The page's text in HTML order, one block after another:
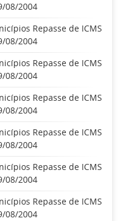
08/2004
Repasse de ICMS
08/2004
Repasse de ICMS
08/2004
Repasse de ICMS
08/2004
Repasse de ICMS
08/2004
Repasse de ICMS
08/2004
Repasse de ICMS
08/2004